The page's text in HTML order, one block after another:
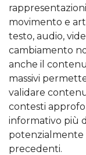
movimento e
testo, audio,
cambiamento
anche il
massivi
validare
contesti
informativo più
potenzialmente
precedenti.